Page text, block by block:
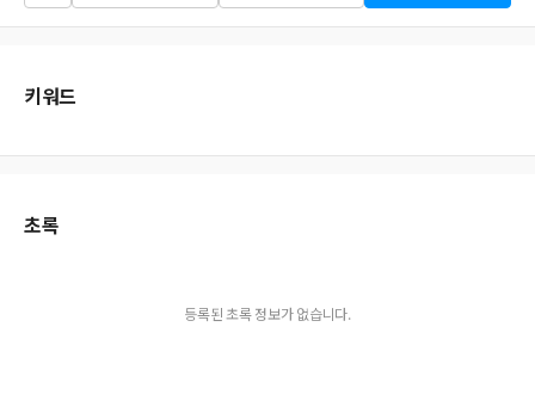
찾기
키워드
초록
등록된 초록 정보가 없습니다.